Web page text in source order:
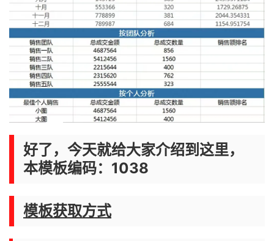
好了，今天就给大家介绍到这里，
本模板编码：1038
模板获取方式